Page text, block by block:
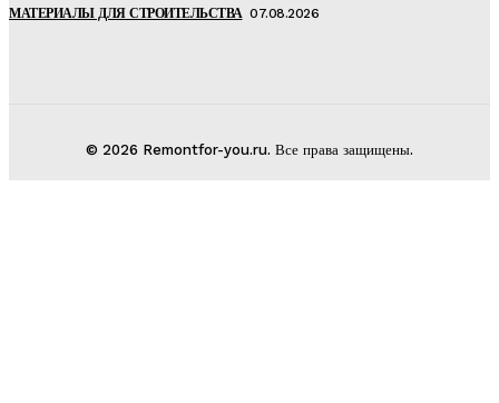
МАТЕРИАЛЫ ДЛЯ СТРОИТЕЛЬСТВА 07.08.2026
© 2026 Remontfor-you.ru. Все права защищены.